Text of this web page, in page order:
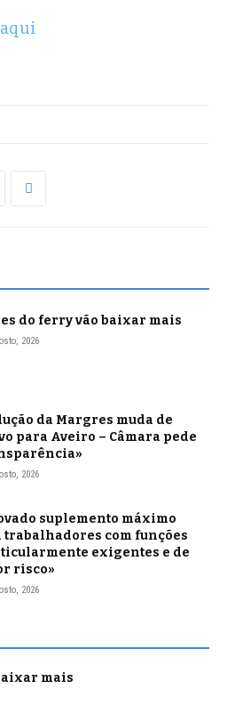
aqui
do ferry vão baixar mais
2026
da Margres muda de
para Aveiro – Câmara pede
2026
suplemento máximo
trabalhadores com funções
exigentes e de
risco»
2026
mais